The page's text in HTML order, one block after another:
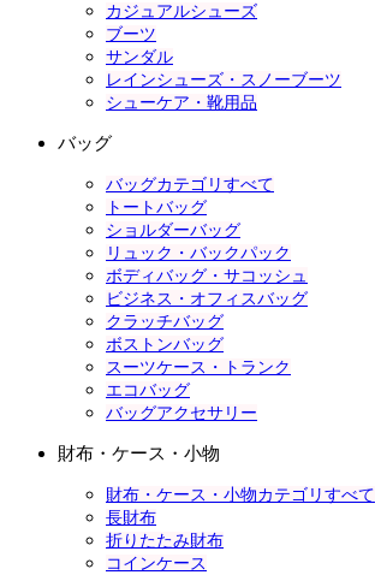
カジュアルシューズ
ブーツ
サンダル
レインシューズ・スノーブーツ
シューケア・靴用品
バッグ
バッグカテゴリすべて
トートバッグ
ショルダーバッグ
リュック・バックパック
ボディバッグ・サコッシュ
ビジネス・オフィスバッグ
クラッチバッグ
ボストンバッグ
スーツケース・トランク
エコバッグ
バッグアクセサリー
財布・ケース・小物
財布・ケース・小物カテゴリすべて
長財布
折りたたみ財布
コインケース